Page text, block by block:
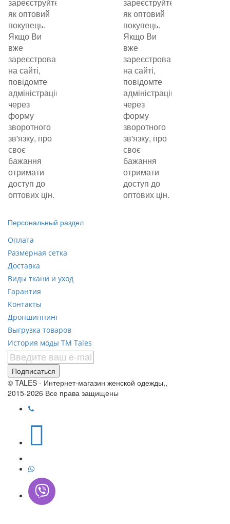
як оптовий
покупець.
Якщо Ви
вже
зареєстровані
на сайті,
повідомте
адміністрацію
через
форму
зворотного
зв'язку, про
своє
бажання
отримати
доступ до
оптових цін.
як оптовий
покупець.
Якщо Ви
вже
зареєстровані
на сайті,
повідомте
адміністрацію
через
форму
зворотного
зв'язку, про
своє
бажання
отримати
доступ до
оптових цін.
Персональный раздел
Оплата
Размерная сетка
Доставка
Виды ткани и уход
Гарантия
Контакты
Дропшиппинг
Выгрузка товаров
История моды ТМ Tales
Подписаться
© TALES - Интернет-магазин женской одежды,,
2015-2026 Все права защищены